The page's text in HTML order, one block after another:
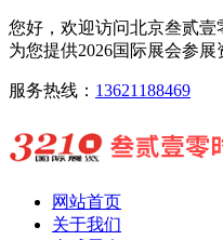
您好，欢迎访问北京叁贰
为您提供2026国际展会参展
服务热线： 13621188469
网站首页
关于我们